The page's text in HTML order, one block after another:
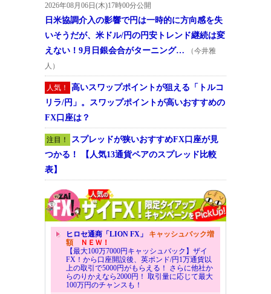
2026年08月06日(木)17時00分公開
日米協調介入の影響で円は一時的に方向感を失
いそうだが、米ドル/円の円安トレンド継続は変
えない！9月日銀会合がターニング…
（今井雅
人）
人気！
高いスワップポイントが狙える「トルコ
リラ/円」。スワップポイントが高いおすすめの
FX口座は？
注目！
スプレッドが狭いおすすめFX口座が見
つかる！ 【人気13通貨ペアのスプレッド比較
表】
ヒロセ通商「LION FX」 キャッシュバック増
額ＮＥＷ！
【最大100万7000円キャッシュバック】ザイ
FX！から口座開設後、英ポンド/円1万通貨以
上の取引で5000円がもらえる！ さらに他社か
らのりかえなら2000円！ 取引量に応じて最大
100万円のチャンスも！